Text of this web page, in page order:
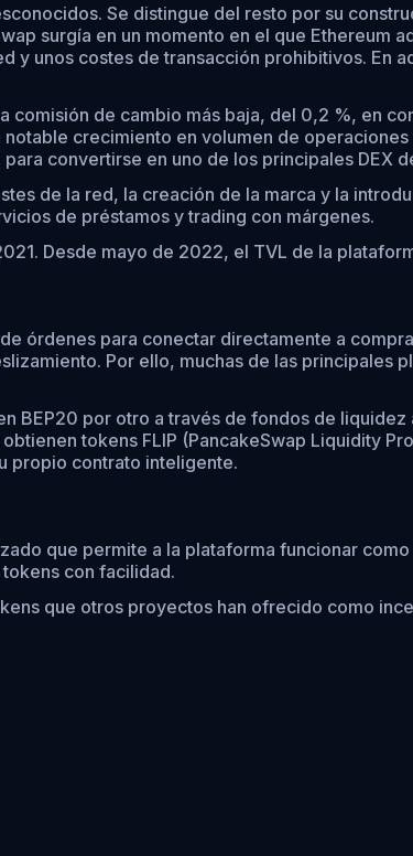
Se distingue del resto por su
surgía en un momento en el que Ethereum
y unos costes de transacción prohibitivos. En
de cambio más baja, del 0,2 %, en
crecimiento en volumen de
convertirse en uno de los principales DEX
de la red, la creación de la marca y la
de préstamos y trading con márgenes.
Desde mayo de 2022, el TVL de la
órdenes para conectar directamente a
Por ello, muchas de las principales
BEP20 por otro a través de fondos de
tokens FLIP (PancakeSwap Liquidity
propio contrato inteligente.
que permite a la plataforma funcionar
con facilidad.
que otros proyectos han ofrecido como